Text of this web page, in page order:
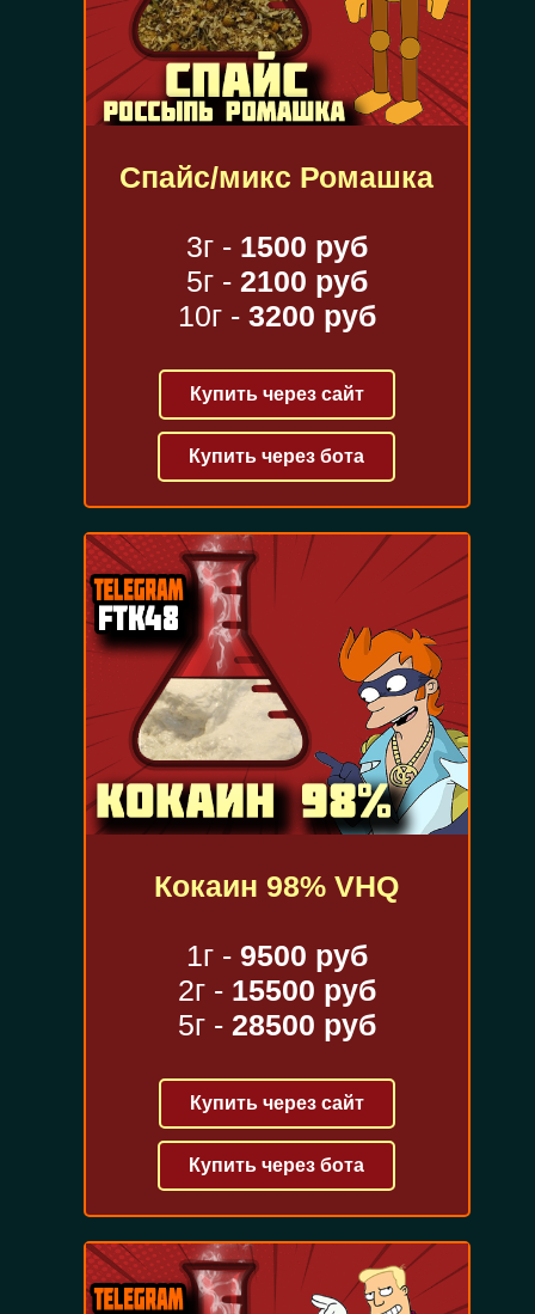
Спайс/микс Ромашка
3г - 1500 руб
5г - 2100 руб
10г - 3200 руб
Купить через сайт
Купить через бота
Кокаин 98% VHQ
1г - 9500 руб
2г - 15500 руб
5г - 28500 руб
Купить через сайт
Купить через бота